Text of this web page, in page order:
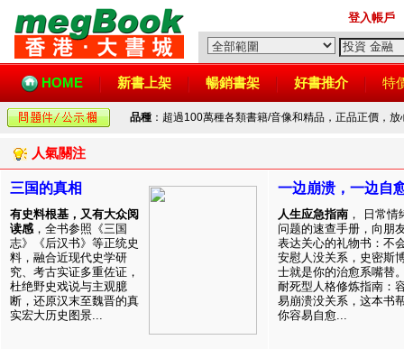
登入帳戶
HOME 新書上架 暢銷書架 好書推介 特
品種 ：超過100萬種各類書籍/音像和精品，正品正價，
人氣關注
三国的真相
有史料根基，又有大众阅
读感 ，全书参照《三国
志》《后汉书》等正统史
料，融合近现代史学研
究、考古实证多重佐证，
杜绝野史戏说与主观臆
断，还原汉末至魏晋的真
实宏大历史图景...
一边崩溃，一边自
人生应急指南 ， 日常情
问题的速查手册，向朋
表达关心的礼物书：不
安慰人没关系，史密斯
士就是你的治愈系嘴替
耐死型人格修炼指南：
易崩溃没关系，这本书
你容易自愈...